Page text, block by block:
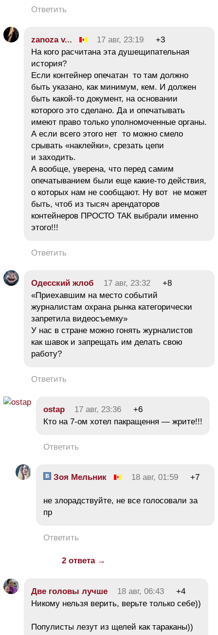
Ответить
zanoza v... 17 авг, 23:19
+3
На кого расчитана эта душещипательная
история?
Если контейнер опечатан то там должно
быть указано, как минимум, кем. И должен
быть какой-то документ, на основании
которого это сделано. Да и опечатывать
имеют право только уполномоченные органы.
А если всего этого нет то можно смело
срывать «наклейки», срезать цепи
и заходить.
А вообще, уверена, что перед самим
опечатыванием были еще какие-то действия,
о которых нам не сообщают. Ну вот не может
быть, чтоб из тысяч арендаторов
контейнеров ПРОСТО ТАК выбрали именно
этого!!!
Ответить
Одесский жлоб 17 авг, 23:32
+8
«Приехавшим на место событий
журналистам охрана рынка категорически
запретила видеосъемку»
У нас в стране можно гонять журналистов
как шавок и запрещать им делать свою
работу?
Ответить
ostap 17 авг, 23:36
+6
Кто на 7-ом хотел пакращення — жрите!!!
Ответить
Зоя Мельник 18 авг, 01:59 +7
не злорадствуйте, не все голосовали за
пр
Ответить
2 ответа →
Две головы лучше 18 авг, 06:43
+4
Никому нельзя верить, верьте только себе))
Популисты лезут из щелей как тараканы))